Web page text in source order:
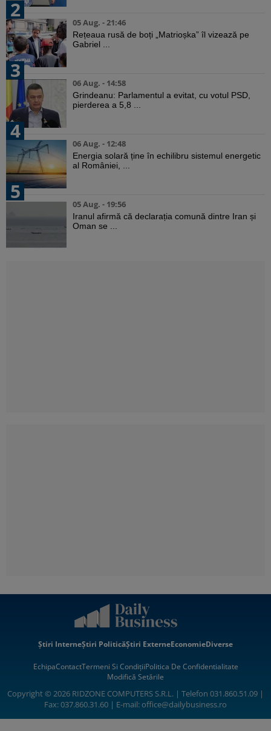
2
05 Aug. - 21:46
Rețeaua rusă de boți „Matrioșka” îl vizează pe
Gabriel ...
3
06 Aug. - 14:58
Grindeanu: Parlamentul a evitat, cu votul PSD,
pierderea a 5,8 ...
4
06 Aug. - 12:48
Energia solară ține în echilibru sistemul energetic
al României, ...
5
05 Aug. - 19:56
Iranul afirmă că declarația comună dintre Iran și
Oman se ...
Știri InterneȘtiri PoliticăȘtiri ExterneEconomieDiverse
EchipaContactTermeni Si CondițiiPolitica De Confidentialitate
Modifică Setările
Copyright © 2026 RIDZONE COMPUTERS S.R.L. | Telefon 031.860.51.09 |
Fax: 037.860.31.60 | E-mail:office@dailybusiness.ro